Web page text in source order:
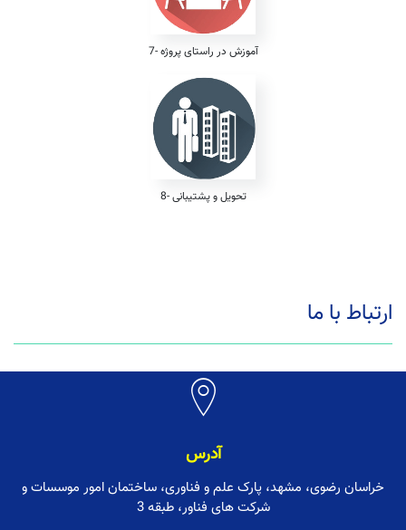
7- آموزش در راستای پروژه
8- تحویل و پشتیبانی
ارتباط با ما
آدرس
خراسان رضوی، مشهد، پارک علم و فناوری، ساختمان امور موسسات و
شرکت های فناور، طبقه 3